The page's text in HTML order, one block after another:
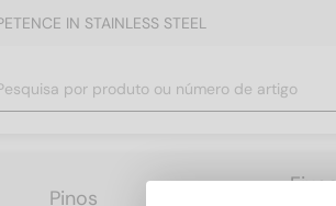
IN STAINLESS STEEL
Pinos